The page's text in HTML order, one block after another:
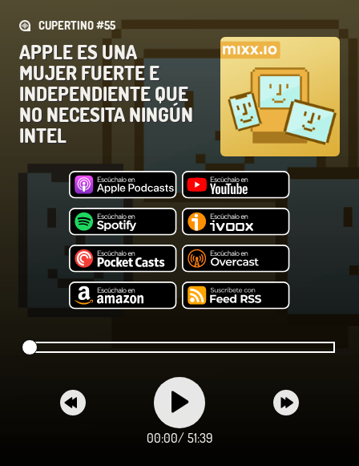
CUPERTINO #55
APPLE ES UNA
MUJER FUERTE E
INDEPENDIENTE QUE
NO NECESITA NINGÚN
INTEL
00:00/ 51:39